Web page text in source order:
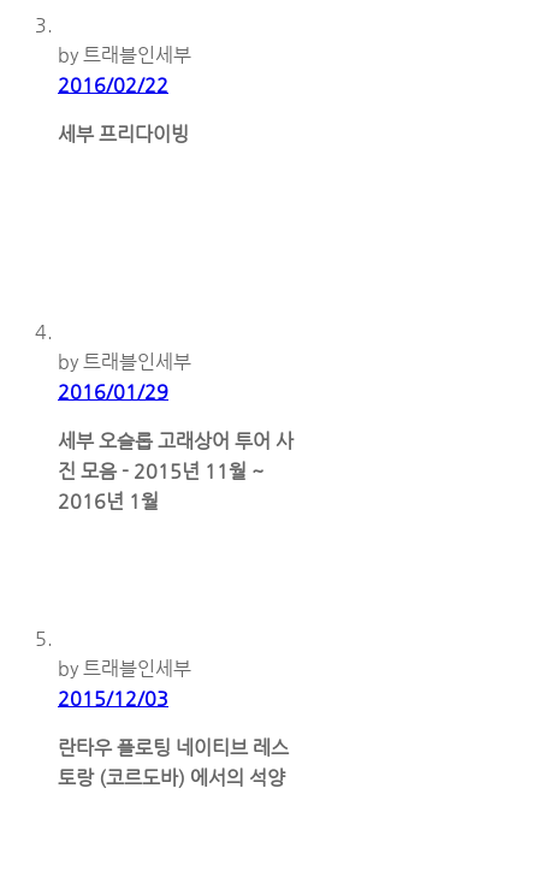
by 트래블인세부
2016/02/22
세부 프리다이빙
by 트래블인세부
2016/01/29
세부 오슬롭 고래상어 투어 사
진 모음 - 2015년 11월 ~
2016년 1월
by 트래블인세부
2015/12/03
란타우 플로팅 네이티브 레스
토랑 (코르도바) 에서의 석양